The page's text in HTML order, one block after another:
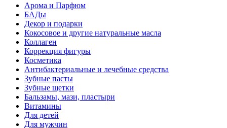
Арома и Парфюм
БАДы
Декор и подарки
Кокосовое и другие натуральные масла
Коллаген
Коррекция фигуры
Косметика
Антибактериальные и лечебные средства
Зубные пасты
Зубные щетки
Бальзамы, мази, пластыри
Витамины
Для детей
Для мужчин